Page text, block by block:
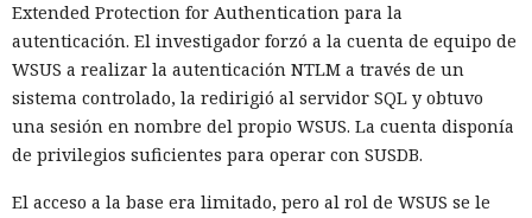
Extended Protection for Authentication para la
autenticación. El investigador forzó a la cuenta de equipo de
WSUS a realizar la autenticación NTLM a través de un
sistema controlado, la redirigió al servidor SQL y obtuvo
una sesión en nombre del propio WSUS. La cuenta disponía
de privilegios suficientes para operar con SUSDB.
El acceso a la base era limitado, pero al rol de WSUS se le